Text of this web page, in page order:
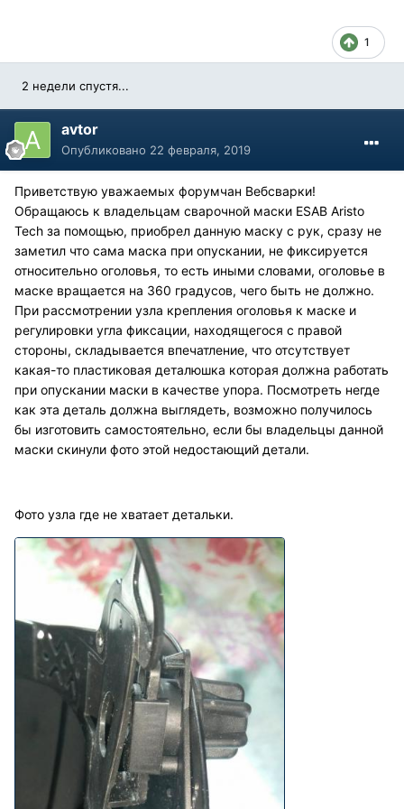
1
2 недели спустя...
avtor
Опубликовано 22 февраля, 2019
Приветствую уважаемых форумчан Вебсварки!
Обращаюсь к владельцам сварочной маски ESAB Aristo
Tech за помощью, приобрел данную маску с рук, сразу не
заметил что сама маска при опускании, не фиксируется
относительно оголовья, то есть иными словами, оголовье в
маске вращается на 360 градусов, чего быть не должно.
При рассмотрении узла крепления оголовья к маске и
регулировки угла фиксации, находящегося с правой
стороны, складывается впечатление, что отсутствует
какая-то пластиковая деталюшка которая должна работать
при опускании маски в качестве упора. Посмотреть негде
как эта деталь должна выглядеть, возможно получилось
бы изготовить самостоятельно, если бы владельцы данной
маски скинули фото этой недостающий детали.
Фото узла где не хватает детальки.